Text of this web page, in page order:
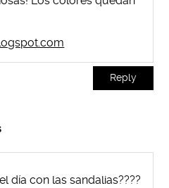
Reply
día con las sandalias????